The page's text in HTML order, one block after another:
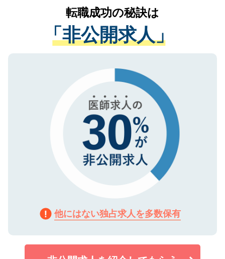
は、個人情報の取り扱いについての厳密な
管理基準を満たした事業者のみに付与され
る、プライバシーマークを取得済みです。
ご登録いただいた個人情報は、SSL（デー
で、機密保持に関してもご安心ください。
かがいして、現在の医療機関の状況や紹介
経験をまじえながら、適切なアドバイスを
させていただきます。すぐにご転職をされ
ない方には、長期的なサポートが可能です
ので、まずはご登録ください。
転職成功の秘訣は
「非公開求人」
他にはない独占求人を多数保有